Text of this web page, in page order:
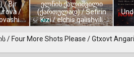
/ Bir
/
ელჩის ქალიშვილი
(ქართულად) / Sefirin
Kizi / elchis qalishvili
/ Four More Shots Please / Gtxovt